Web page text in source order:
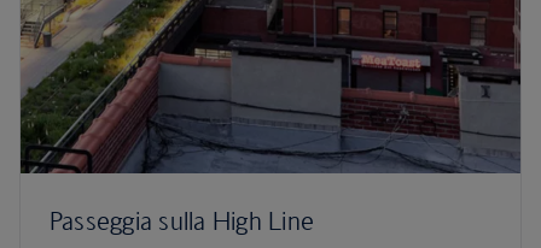
Passeggia sulla High Line